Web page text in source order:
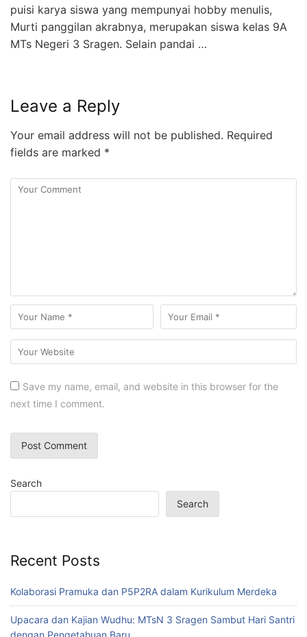
puisi karya siswa yang mempunyai hobby menulis,
Murti panggilan akrabnya, merupakan siswa kelas 9A
MTs Negeri 3 Sragen. Selain pandai …
Leave a Reply
Your email address will not be published. Required
fields are marked *
Save my name, email, and website in this browser for the
next time I comment.
Search
Search
Recent Posts
Kolaborasi Pramuka dan P5P2RA dalam Kurikulum Merdeka
Upacara dan Kajian Wudhu: MTsN 3 Sragen Sambut Hari Santri
dengan Pengetahuan Baru